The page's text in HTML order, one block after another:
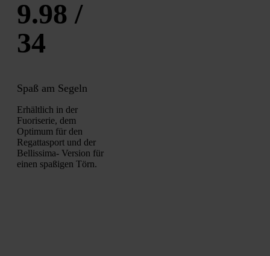
9.98 /
34
Spaß am Segeln
Erhältlich in der
Fuoriserie, dem
Optimum für den
Regattasport und der
Bellissima- Version für
einen spaßigen Törn.